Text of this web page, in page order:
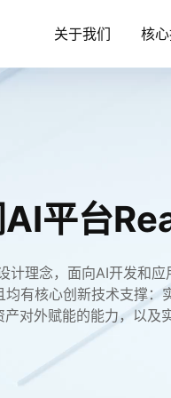
关于我们 核
AI平台
计理念，⾯向AI开发和
均有核心创新技术支撑：
对外赋能的能力，以及